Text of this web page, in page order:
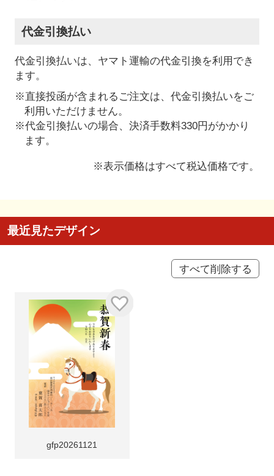
代金引換払い
代金引換払いは、ヤマト運輸の代金引換を利用でき
ます。
※直接投函が含まれるご注文は、代金引換払いをご
利用いただけません。
※代金引換払いの場合、決済手数料330円がかかり
ます。
※表示価格はすべて税込価格です。
最近見たデザイン
すべて削除する
gfp20261121